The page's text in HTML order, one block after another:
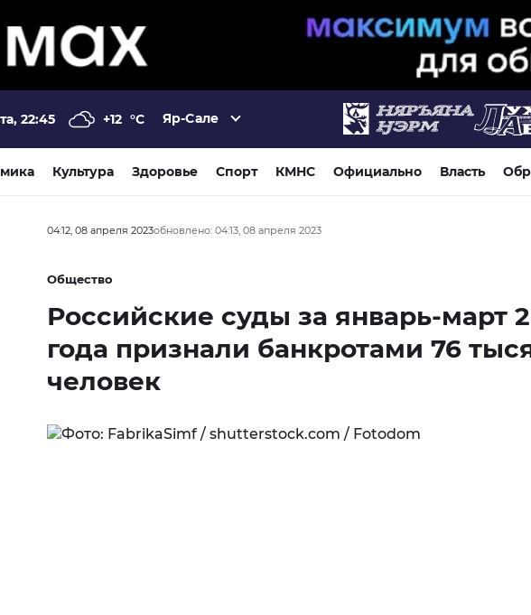
22:45 +12 °C Яр-Сале
Культура Здоровье Спорт КМНС Официально Власть
04:12, 08 апреля 2023обновлено: 04:13, 08 апреля 2023
Общество
Российские суды за январь-март
года признали банкротами 76
человек